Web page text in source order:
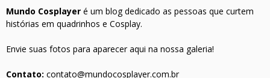
Mundo Cosplayer é um blog dedicado as pessoas que curtem
histórias em quadrinhos e Cosplay.
Envie suas fotos para aparecer aqui na nossa galeria!
Contato: contato@mundocosplayer.com.br